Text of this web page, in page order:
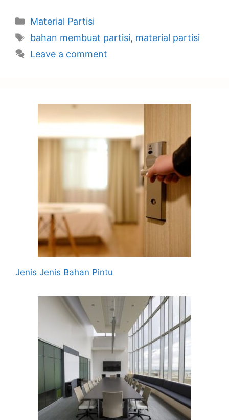
Categories
Material Partisi
Tags
bahan membuat partisi, material partisi
Leave a comment
Jenis Jenis Bahan Pintu